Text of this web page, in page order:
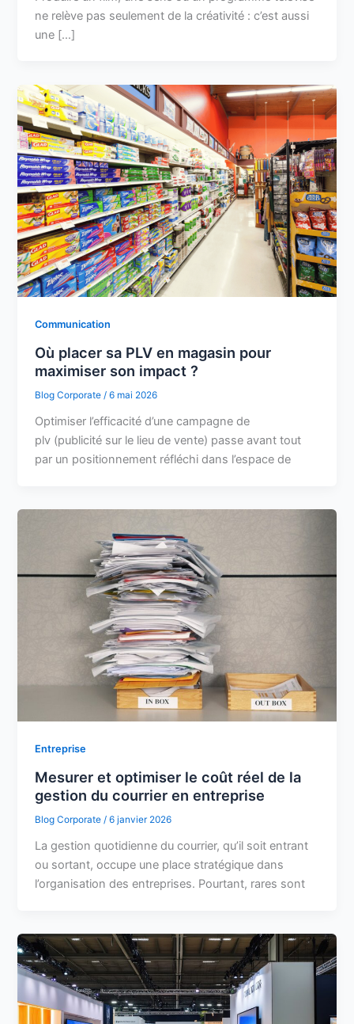
ne relève pas seulement de la créativité : c’est aussi
une […]
Communication
Où placer sa PLV en magasin pour
maximiser son impact ?
Blog Corporate /6 mai 2026
Optimiser l’efficacité d’une campagne de
plv (publicité sur le lieu de vente) passe avant tout
par un positionnement réfléchi dans l’espace de
Entreprise
Mesurer et optimiser le coût réel de la
gestion du courrier en entreprise
Blog Corporate/6 janvier 2026
La gestion quotidienne du courrier, qu’il soit entrant
ou sortant, occupe une place stratégique dans
l’organisation des entreprises. Pourtant, rares sont